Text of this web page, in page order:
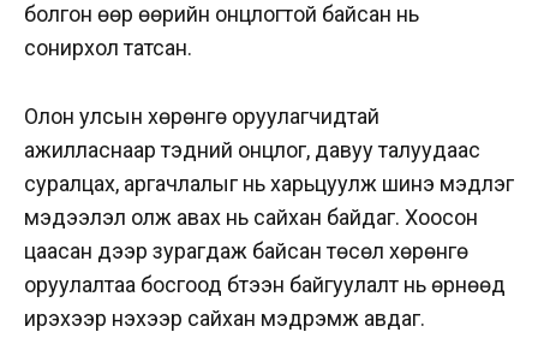
болгон өөр өөрийн онцлогтой байсан нь
сонирхол татсан.
Олон улсын хөрөнгө оруулагчидтай
ажилласнаар тэдний онцлог, давуу талуудаас
суралцах, аргачлалыг нь харьцуулж шинэ мэдлэг
мэдээлэл олж авах нь сайхан байдаг. Хоосон
цаасан дээр зурагдаж байсан төсөл хөрөнгө
оруулалтаа босгоод бүтээн байгуулалт нь өрнөөд
ирэхээр үнэхээр сайхан мэдрэмж авдаг.